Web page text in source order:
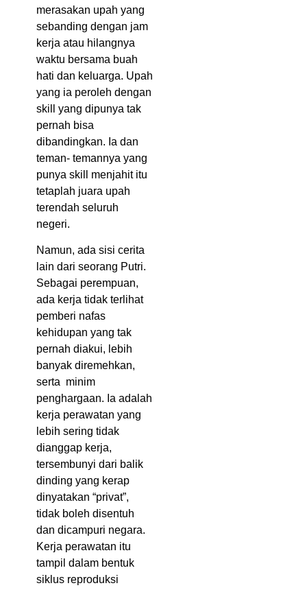
merasakan upah yang
sebanding dengan jam
kerja atau hilangnya
waktu bersama buah
hati dan keluarga. Upah
yang ia peroleh dengan
skill yang dipunya tak
pernah bisa
dibandingkan. Ia dan
teman- temannya yang
punya skill menjahit itu
tetaplah juara upah
terendah seluruh
negeri.
Namun, ada sisi cerita
lain dari seorang Putri.
Sebagai perempuan,
ada kerja tidak terlihat
pemberi nafas
kehidupan yang tak
pernah diakui, lebih
banyak diremehkan,
serta minim
penghargaan. Ia adalah
kerja perawatan yang
lebih sering tidak
dianggap kerja,
tersembunyi dari balik
dinding yang kerap
dinyatakan “privat”,
tidak boleh disentuh
dan dicampuri negara.
Kerja perawatan itu
tampil dalam bentuk
siklus reproduksi